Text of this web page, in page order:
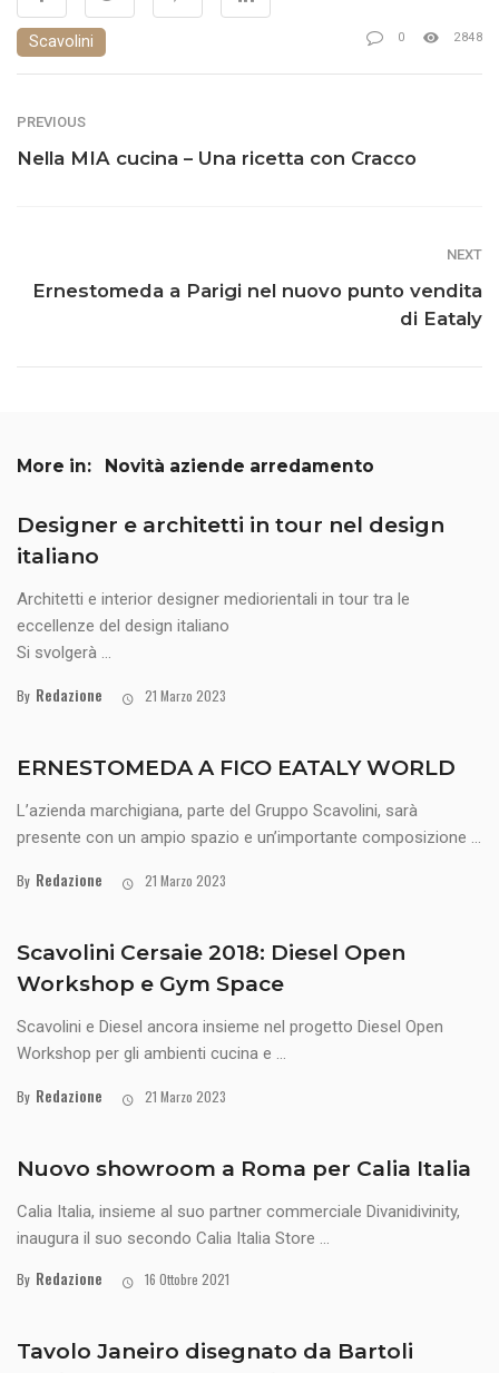
Scavolini 0 2848
PREVIOUS
Nella MIA cucina – Una ricetta con Cracco
NEXT
Ernestomeda a Parigi nel nuovo punto vendita
di Eataly
More in: Novità aziende arredamento
Designer e architetti in tour nel design
italiano
Architetti e interior designer mediorientali in tour tra le
eccellenze del design italiano
Si svolgerà ...
By Redazione 21 Marzo 2023
ERNESTOMEDA A FICO EATALY WORLD
L’azienda marchigiana, parte del Gruppo Scavolini, sarà
presente con un ampio spazio e un’importante composizione ...
By Redazione 21 Marzo 2023
Scavolini Cersaie 2018: Diesel Open
Workshop e Gym Space
Scavolini e Diesel ancora insieme nel progetto Diesel Open
Workshop per gli ambienti cucina e ...
By Redazione 21 Marzo 2023
Nuovo showroom a Roma per Calia Italia
Calia Italia, insieme al suo partner commerciale Divanidivinity,
inaugura il suo secondo Calia Italia Store ...
By Redazione 16 Ottobre 2021
Tavolo Janeiro disegnato da Bartoli